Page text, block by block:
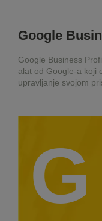
Google
Google Business
alat od Google-a koji
upravljanje svojom
G